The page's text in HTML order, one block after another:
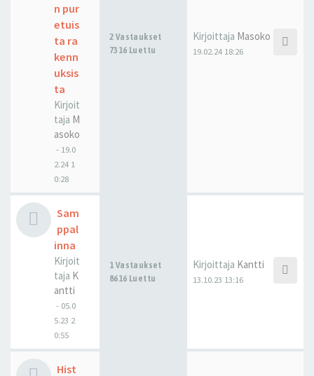
n pur
etuis
ta ra
kenn
uksis
ta
Kirjoit
taja M
asoko
- 19.0
2.24 1
0:28
2 Vastaukset
7316 Luettu
Kirjoittaja Masoko
19.02.24 18:26
Sam
ppal
inna
Kirjoit
taja K
antti
- 05.0
5.23 2
0:55
1 Vastaukset
8616 Luettu
Kirjoittaja Kantti
13.10.23 13:16
Hist